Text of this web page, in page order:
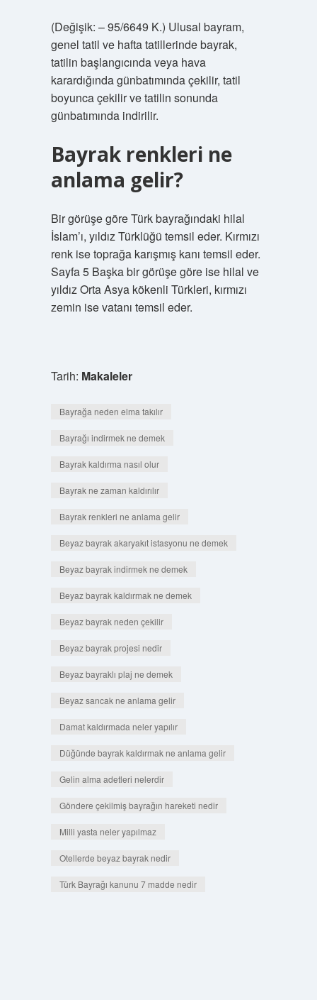
(Değişik: – 95/6649 K.) Ulusal bayram,
genel tatil ve hafta tatillerinde bayrak,
tatilin başlangıcında veya hava
karardığında günbatımında çekilir, tatil
boyunca çekilir ve tatilin sonunda
günbatımında indirilir.
Bayrak renkleri ne
anlama gelir?
Bir görüşe göre Türk bayrağındaki hilal
İslam’ı, yıldız Türklüğü temsil eder. Kırmızı
renk ise toprağa karışmış kanı temsil eder.
Sayfa 5 Başka bir görüşe göre ise hilal ve
yıldız Orta Asya kökenli Türkleri, kırmızı
zemin ise vatanı temsil eder.
Tarih: Makaleler
Bayrağa neden elma takılır
Bayrağı indirmek ne demek
Bayrak kaldırma nasıl olur
Bayrak ne zaman kaldırılır
Bayrak renkleri ne anlama gelir
Beyaz bayrak akaryakıt istasyonu ne demek
Beyaz bayrak indirmek ne demek
Beyaz bayrak kaldırmak ne demek
Beyaz bayrak neden çekilir
Beyaz bayrak projesi nedir
Beyaz bayraklı plaj ne demek
Beyaz sancak ne anlama gelir
Damat kaldırmada neler yapılır
Düğünde bayrak kaldırmak ne anlama gelir
Gelin alma adetleri nelerdir
Göndere çekilmiş bayrağın hareketi nedir
Milli yasta neler yapılmaz
Otellerde beyaz bayrak nedir
Türk Bayrağı kanunu 7 madde nedir